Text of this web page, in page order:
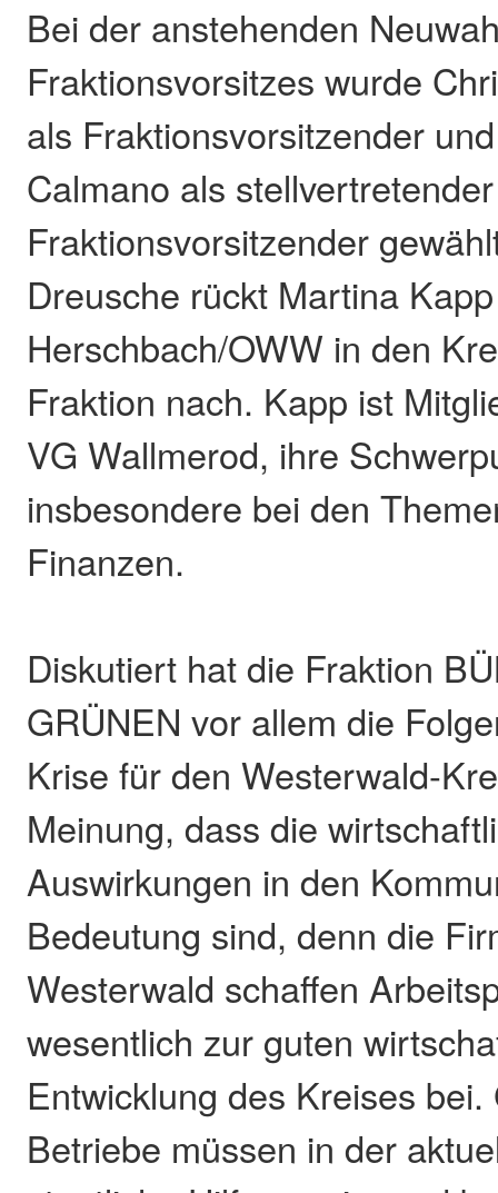
Bei der anstehenden
Fraktionsvorsitzes wurde
als Fraktionsvorsitzender
Calmano als stellvertretender
Fraktionsvorsitzender
Dreusche rückt Martina
Herschbach/OWW in den
Fraktion nach. Kapp ist
VG Wallmerod, ihre
insbesondere bei den
Finanzen.
Diskutiert hat die Fraktion
GRÜNEN vor allem die
Krise für den Westerwald-
Meinung, dass die
Auswirkungen in den
Bedeutung sind, denn die
Westerwald schaffen
wesentlich zur guten
Entwicklung des Kreises
Betriebe müssen in der